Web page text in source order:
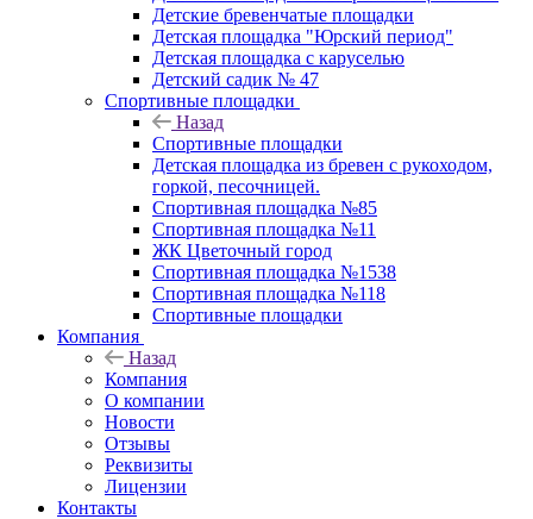
Детские бревенчатые площадки
Детская площадка "Юрский период"
Детская площадка с каруселью
Детский садик № 47
Спортивные площадки
Назад
Спортивные площадки
Детская площадка из бревен с рукоходом,
горкой, песочницей.
Спортивная площадка №85
Спортивная площадка №11
ЖК Цветочный город
Спортивная площадка №1538
Спортивная площадка №118
Спортивные площадки
Компания
Назад
Компания
О компании
Новости
Отзывы
Реквизиты
Лицензии
Контакты